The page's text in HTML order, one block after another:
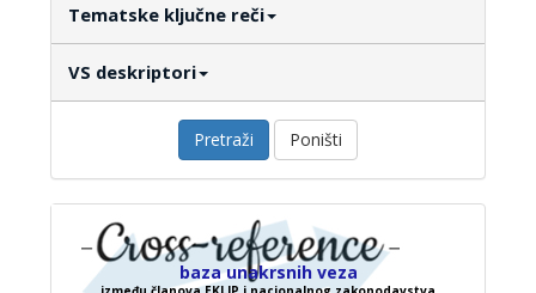
Tematske ključne reči
VS deskriptori
Pretraži Poništi
baza unakrsnih veza